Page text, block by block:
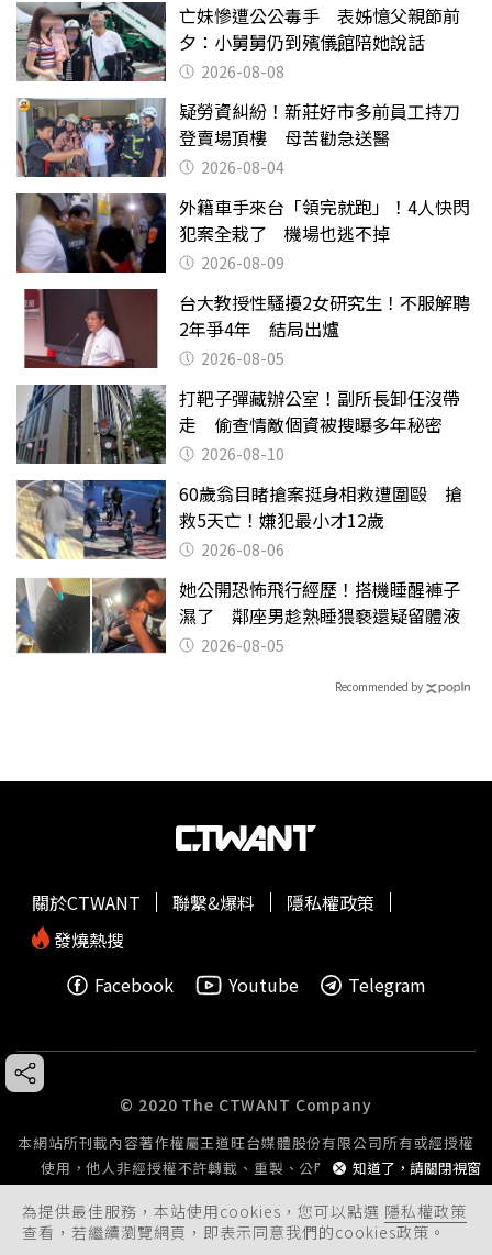
亡妹慘遭公公毒手 表姊憶父親節前
夕：小舅舅仍到殯儀館陪她說話
2026-08-08
疑勞資糾紛！新莊好市多前員工持刀
登賣場頂樓 母苦勸急送醫
2026-08-04
外籍車手來台「領完就跑」！4人快閃
犯案全栽了 機場也逃不掉
2026-08-09
台大教授性騷擾2女研究生！不服解聘
2年爭4年 結局出爐
2026-08-05
打靶子彈藏辦公室！副所長卸任沒帶
走 偷查情敵個資被搜曝多年秘密
2026-08-10
60歲翁目睹搶案挺身相救遭圍毆 搶
救5天亡！嫌犯最小才12歲
2026-08-06
她公開恐怖飛行經歷！搭機睡醒褲子
濕了 鄰座男趁熟睡猥褻還疑留體液
2026-08-05
Recommended by
為提供最佳服務，本站使用cookies，您可以點選 隱私權政策
查看，若繼續瀏覽網頁，即表示同意我們的cookies政策。
知道了，請關閉視窗
關於CTWANT 聯繫&爆料
隱私權政策
發燒熱搜
Facebook
Youtube Telegram
© 2020 The CTWANT Company
本網站所刊載內容著作權屬王道旺台媒體股份有限公司所有或經授權
使用，他人非經授權不許轉載、重製、公開播送或公開傳輸。